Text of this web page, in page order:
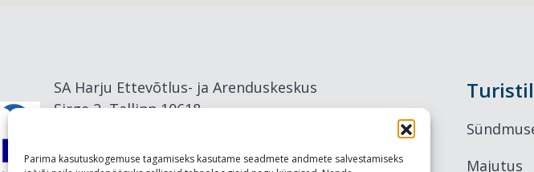
Parima kasutuskogemuse tagamiseks kasutame seadmete andmete salvestamiseks
SA Harju Ettevõtlus- ja Arenduskeskus
Sirge 2, Tallinn 10618
Majutus